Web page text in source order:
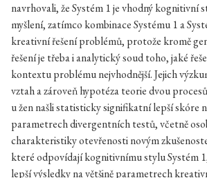
navrhovali, že Systém 1 je vhodný kognitivní
myšlení, zatímco kombinace Systému 1 a
kreativní řešení problémů, protože kromě
řešení je třeba i analytický soud toho, jaké
kontextu problému nejvhodnější. Jejich
vztah a zároveň hypotéza teorie dvou
u žen našli statisticky signifikatní lepší skóre
parametrech divergentních testů, včetně
charakteristiky otevřenosti novým
které odpovídají kognitivnímu stylu Systém
lepší výsledky na většině parametrech